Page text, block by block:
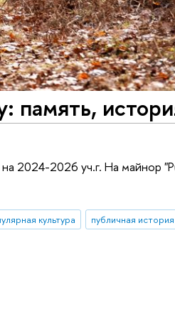
память,
2024-2026 уч.г. На майнор
культура публичная история